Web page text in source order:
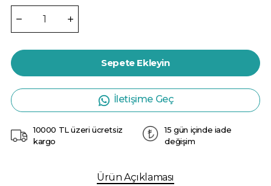
Sepete Ekleyin
İletişime Geç
10000 TL üzeri ücretsiz
kargo
15 gün içinde iade
değişim
Ürün Açıklaması